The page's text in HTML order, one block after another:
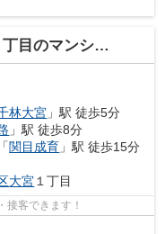
のマンション
林大宮 」駅 徒歩5分
」駅 徒歩8分
「関目成育 」駅 徒歩15分
大宮１丁目
接客できます！